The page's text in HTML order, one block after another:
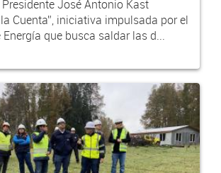
José Antonio Kast
Cuenta”, iniciativa impulsada por el
que busca saldar las d...